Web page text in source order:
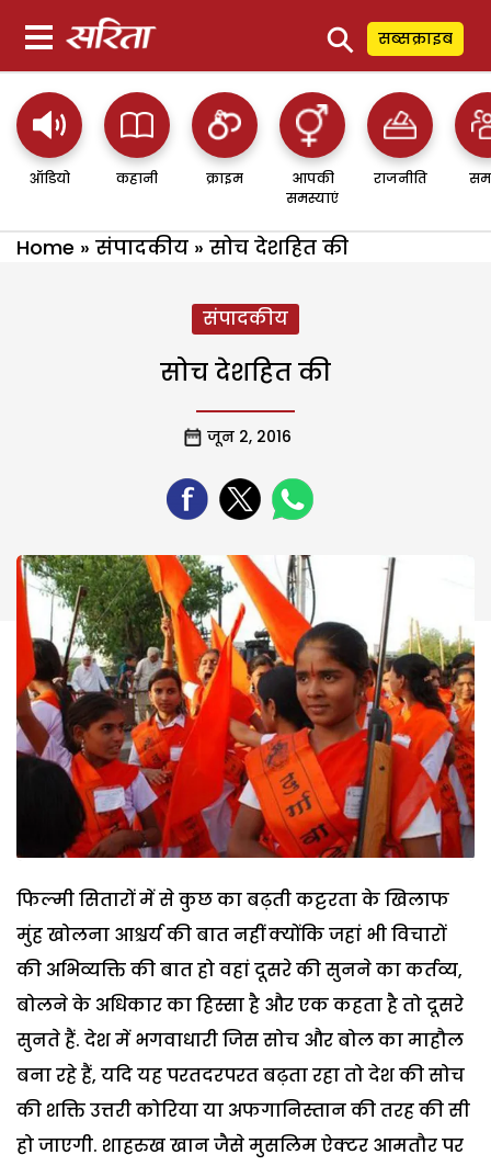
⚲ सब्सक्राइब
ऑडियो कहानी क्राइम
आपकी
समस्याएं
राजनीति
Home » संपादकीय » सोच देशहित की
संपादकीय
सोच देशहित की
जून 2, 2016
फिल्मी सितारों में से कुछ का बढ़ती कट्टरता के खिलाफ
मुंह खोलना आश्चर्य की बात नहीं क्योंकि जहां भी विचारों
की अभिव्यक्ति की बात हो वहां दूसरे की सुनने का कर्तव्य,
बोलने के अधिकार का हिस्सा है और एक कहता है तो दूसरे
सुनते हैं. देश में भगवाधारी जिस सोच और बोल का माहौल
बना रहे हैं, यदि यह परतदरपरत बढ़ता रहा तो देश की सोच
की शक्ति उत्तरी कोरिया या अफगानिस्तान की तरह की सी
हो जाएगी. शाहरुख खान जैसे मुसलिम ऐक्टर आमतौर पर